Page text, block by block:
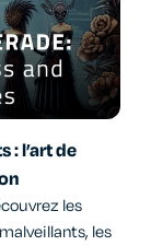
: l’art de
les
les